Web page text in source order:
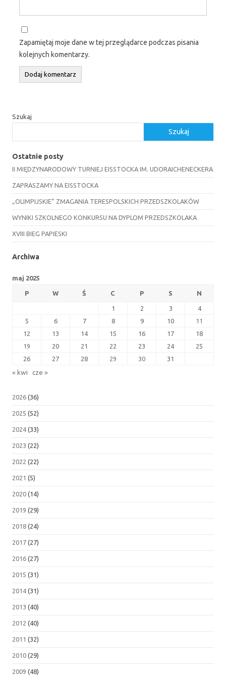
Zapamiętaj moje dane w tej przeglądarce podczas pisania
kolejnych komentarzy.
Szukaj
Szukaj
Ostatnie posty
II MIĘDZYNARODOWY TURNIEJ EISSTOCKA IM. UDORAICHENECKERA
ZAPRASZAMY NA EISSTOCKA
„OLIMPIJSKIE” ZMAGANIA TERESPOLSKICH PRZEDSZKOLAKÓW
WYNIKI SZKOLNEGO KONKURSU NA DYPLOM PRZEDSZKOLAKA
XVIII BIEG PAPIESKI
Archiwa
maj 2025
P W Ś C P S N
1 2 3
4
5
6 7 8 9 10
11
12
13 14 15 16 17
18
19
20 21 22 23 24
25
26
27 28 29 30 31
« kwi cze »
2026 (36)
2025 (52)
2024 (33)
2023 (22)
2022 (22)
2021 (5)
2020 (14)
2019 (29)
2018 (24)
2017 (27)
2016 (27)
2015 (31)
2014 (31)
2013 (40)
2012 (40)
2011 (32)
2010 (29)
2009 (48)